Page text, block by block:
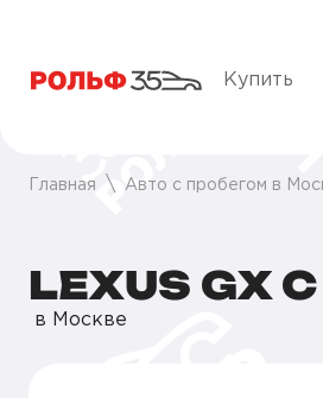
Купить
Главная Авто с пробегом в
LEXUS GX
в Москве